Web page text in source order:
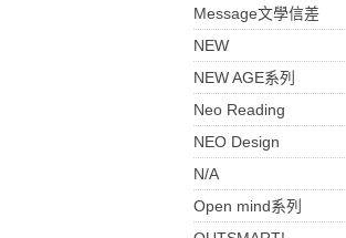
Message文學信差
NEW
NEW AGE系列
Neo Reading
NEO Design
N/A
Open mind系列